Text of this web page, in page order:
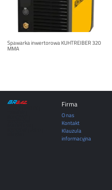
Spawarka inwertorowa KUHTREIBER 320
MMA
Firma
O nas
Kontakt
Klauzula
informacyjna